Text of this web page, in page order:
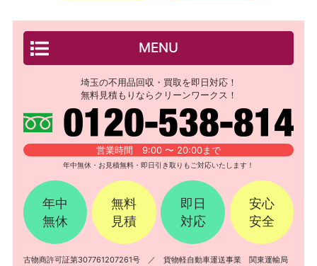
MENU
埼玉の不用品回収・買取を即日対応！
無料見積もりならクリーンワークス！
営業時間 9:00 〜 20:00まで
年中無休・お見積無料・即日引き取りもご対応いたします！
年中
無休
無料
見積
即日
対応
安心
安全
古物商許可証第307761207261号 ／ 貨物軽自動車運送事業 関東運輸局